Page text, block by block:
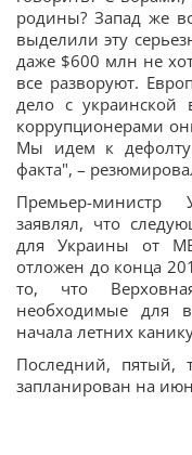
родины? Запад же
выделили эту
даже $600 млн не
все разворуют.
дело с украинской
коррупционерами
Мы идем к
факта", –
Премьер-
заявлял, что
для Украины от
отложен до конца
то, что
необходимые для
начала летних
Последний,
запланирован на